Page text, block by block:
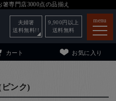
専門店3000点の品揃え
menu
カート お気に入り
夫婦箸
送料無料!!
9,900 円以上
送料無料
ンク)